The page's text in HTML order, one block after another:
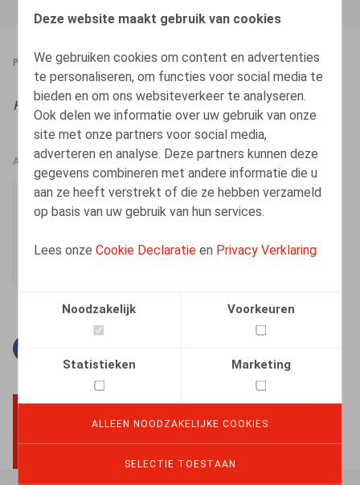
Deze website maakt gebruik van cookies
We gebruiken cookies om content en advertenties
te personaliseren, om functies voor social media te
bieden en om ons websiteverkeer te analyseren.
Ook delen we informatie over uw gebruik van onze
site met onze partners voor social media,
adverteren en analyse. Deze partners kunnen deze
gegevens combineren met andere informatie die u
aan ze heeft verstrekt of die ze hebben verzameld
op basis van uw gebruik van hun services.
Lees onzeCookie Declaratie en Privacy Verklaring
Noodzakelijk Voorkeuren
Statistieken Marketing
ALLEEN NOODZAKELIJKE COOKIES
SELECTIE TOESTAAN
PRESSROOM 19.09.2023
HR.square (online)
AUTEURS
Ester Vets